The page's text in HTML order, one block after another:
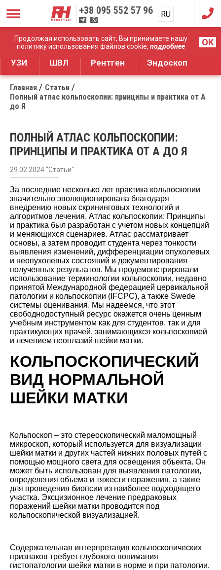
Продолжая использовать сайт, Вы принимаете нашу
политику использования файлов cookie, подробнее OK
+38 095 552 57 96 RU
UA
Дистрибуция медицинского оборудования
УЗИ ШВЛ Рентген Эндоскоп
Главная
Статьи
Полный атлас кольпоскопии: принципы и практика от А
до Я
ПОЛНЫЙ АТЛАС КОЛЬПОСКОПИИ:
ПРИНЦИПЫ И ПРАКТИКА ОТ А ДО Я
29.02.2024 "Статьи"
За последние несколько лет практика кольпоскопии
значительно эволюционировала благодаря
внедрению новых скрининговых технологий и
алгоритмов лечения. Атлас кольпоскопии: Принципы
и практика был разработан с учетом новых концепций
и меняющихся сценариев. Атлас рассматривает
основы, а затем проводит студента через тонкости
выявления изменений, дифференциации опухолевых
и неопухолевых состояний и документирования
полученных результатов. Мы продемонстрировали
использование терминологии кольпоскопии, недавно
принятой Международной федерацией цервикальной
патологии и кольпоскопии (IFCPC), а также Swede
системы оценивания. Мы надеемся, что этот
свободнодоступный ресурс окажется очень ценным
учебным инструментом как для студентов, так и для
практикующих врачей, занимающихся кольпоскопией
и лечением неоплазий шейки матки.
КОЛЬПОСКОПИЧЕСКИЙ
ВИД НОРМАЛЬНОЙ
ШЕЙКИ МАТКИ
Кольпоскоп – это стереоскопический маломощный
микроскоп, который используется для визуализации
шейки матки и других частей нижних половых путей с
помощью мощного света для освещения объекта. Он
может быть использован для выявления патологии,
определения объема и тяжести поражения, а также
для проведения биопсии из наиболее подходящего
участка. Эксцизионное лечение предраковых
поражений шейки матки проводится под
кольпоскопической визуализацией.
Содержательная интерпретация кольпоскопических
признаков требует глубокого понимания
гистопатологии шейки матки в норме и при патологии.